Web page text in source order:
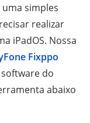
simples
realizar
iPadOS. Nossa
Fixppo
do
abaixo